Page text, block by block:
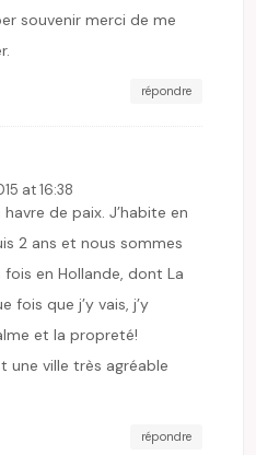
souvenir merci de me
répondre
at 16:38
havre de paix. J’habite en
2 ans et nous sommes
fois en Hollande, dont La
fois que j’y vais, j’y
et la propreté!
une ville très agréable
répondre